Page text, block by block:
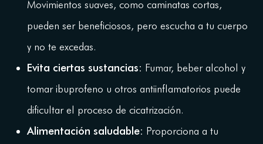
Movimientos suaves, como caminatas cortas,
pueden ser beneficiosos, pero escucha a tu cuerpo
y no te excedas.
Evita ciertas sustancias: Fumar, beber alcohol y
tomar ibuprofeno u otros antiinflamatorios puede
dificultar el proceso de cicatrización.
Alimentación saludable: Proporciona a tu